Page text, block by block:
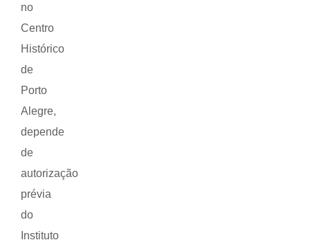
no
Centro
Histórico
de
Porto
Alegre,
depende
de
autorização
prévia
do
Instituto